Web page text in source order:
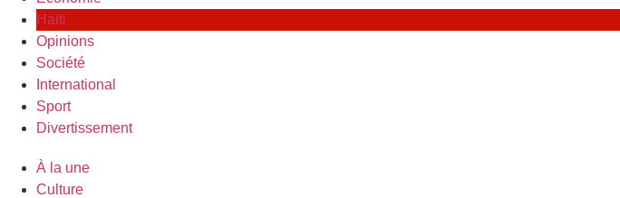
Haiti
Opinions
Société
International
Sport
Divertissement
À la une
Culture